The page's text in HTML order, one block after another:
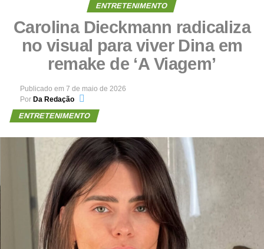
ENTRETENIMENTO
Carolina Dieckmann radicaliza
no visual para viver Dina em
remake de ‘A Viagem’
Publicado em 7 de maio de 2026
Por Da Redação
ENTRETENIMENTO